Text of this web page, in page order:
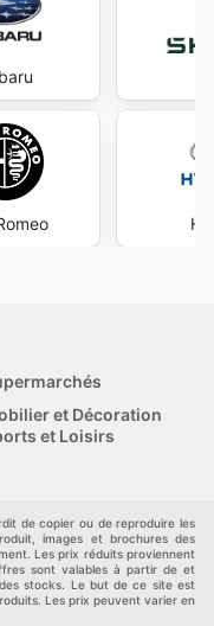
et Décoration
et Loisirs
de copier ou de reproduire les
images et brochures des
Les prix réduits proviennent
sont valables à partir de et
stocks. Le but de ce site est
Les prix peuvent varier en